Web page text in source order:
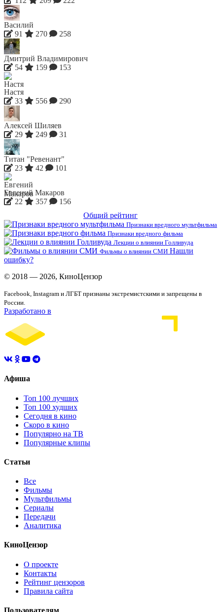
Василий
91
270 258
Дмитрий Владимирович
54
159 153
Настя
33
556 290
Алексей Шиляев
29
249 31
Титан "Ревенант"
23
42 101
Евгений Макаров
22
357
156
Общий рейтинг
Признаки вредного мультфильма
Признаки вредного фильма
Лекции о влиянии Голливуда
Фильмы о влиянии СМИ Нашли
ошибку?
© 2018 — 2026, КиноЦензор
Facebook, Instagram и ЛГБТ признаны экстремистскими и запрещены в
России.
Разработано в
Афиша
Топ 100 лучших
Топ 100 худших
Сегодня в кино
Скоро в кино
Популярно на ТВ
Популярные клипы
Статьи
Все
Фильмы
Мультфильмы
Сериалы
Передачи
Аналитика
КиноЦензор
О проекте
Контакты
Рейтинг цензоров
Правила сайта
Пользователям